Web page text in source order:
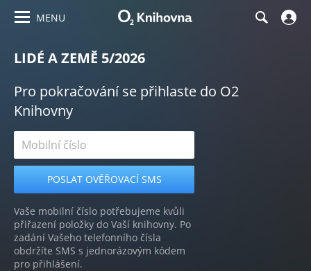
MENU
LIDÉ A ZEMĚ 5/2026
Pro pokračování se přihlaste do O2
Knihovny
Vaše mobilní číslo potřebujeme kvůli
přiřazení položky do Vaší knihovny. Po
zadání Vašeho telefonního čísla
obdržíte SMS s jednorázovým kódem
pro přihlášení.